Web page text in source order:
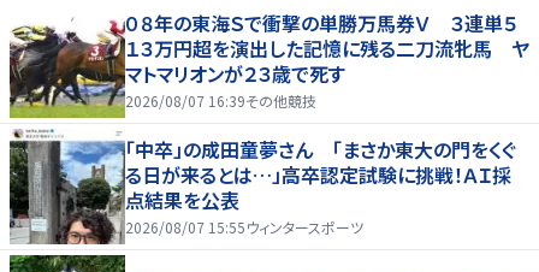
０８年の東海Ｓで衝撃の単勝万馬券Ｖ ３連単５
１３万円超を演出した記憶に残る二刀流牝馬 ヤ
マトマリオンが２３歳で死す
2026/08/07 16:39その他競技
「中卒」の成田童夢さん 「まさか東大の門をくぐ
る日が来るとは…」高卒認定試験に挑戦！ＡＩ採
点結果を公表
2026/08/07 15:55ウィンタースポーツ